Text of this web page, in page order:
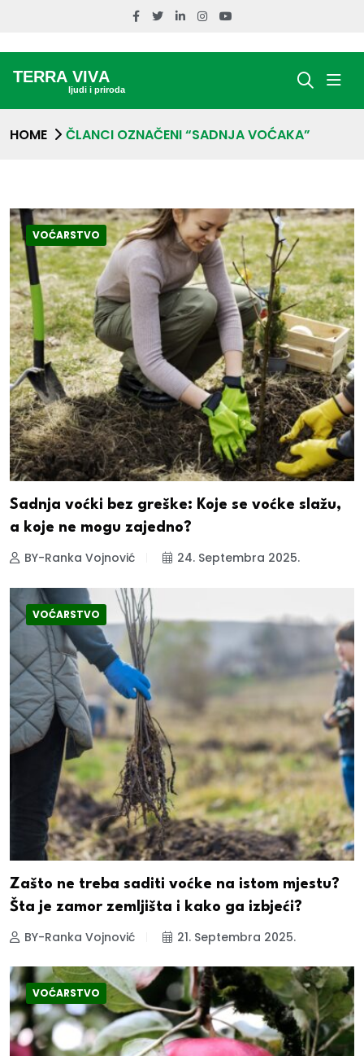
HOME ČLANCI OZNAČENI “SADNJA VOĆAKA”
VOĆARSTVO
Sadnja voćki bez greške: Koje se voćke slažu,
a koje ne mogu zajedno?
BY-Ranka Vojnović 24. Septembra 2025.
VOĆARSTVO
Zašto ne treba saditi voćke na istom mjestu?
Šta je zamor zemljišta i kako ga izbjeći?
BY-Ranka Vojnović 21. Septembra 2025.
VOĆARSTVO